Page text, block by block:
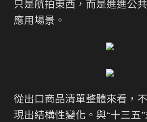
只是航拍東西，而是進進公
應用場景。
從出口商品清單整體來看，
現出結構性變化。與“十三五